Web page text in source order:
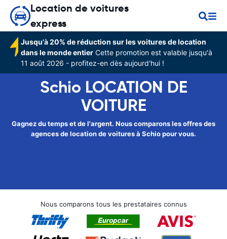
Location de voitures
express
Jusqu'à 20% de réduction sur les voitures de location
dans le monde entier Cette promotion est valable jusqu'à
11 août 2026 - profitez-en dès aujourd'hui !
Schio LOCATION DE
VOITURE
Gagnez du temps et de l'argent. Nous comparons les offres des
agences de location de voitures à Schio pour vous.
Nous comparons tous les prestataires connus